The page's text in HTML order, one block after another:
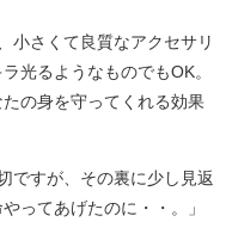
小さくて良質なアクセサリ
光るようなものでもOK。
の身を守ってくれる効果
ですが、その裏に少し見返
ってあげたのに・・。」